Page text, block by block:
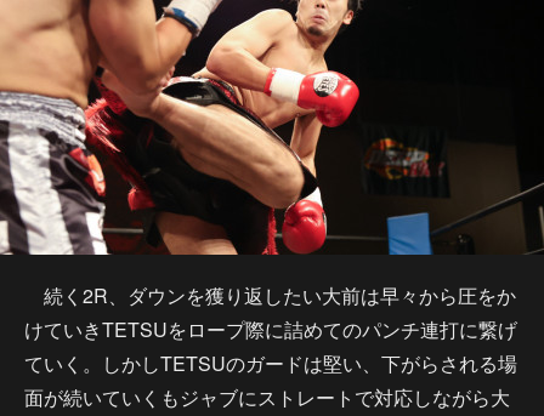
続く2R、ダウンを獲り返したい大前は早々から圧をか
けていきTETSUをロープ際に詰めてのパンチ連打に繋げ
ていく。しかしTETSUのガードは堅い、下がらされる場
面が続いていくもジャブにストレートで対応しながら大